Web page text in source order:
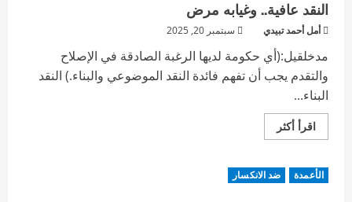
النقد عافية.. وغيابه مرض
أمل أحمد تبيدي سبتمبر 20, 2025
مدخلقيل:(أي حكومة لديها الرغبة الصادقة في الإصلاح
والتقدم يجب أن تفهم فائدة النقد الموضوعي والبناء.) النقد
البناء...
اقرأ أكثر
الأعمدة ضد الانكسار